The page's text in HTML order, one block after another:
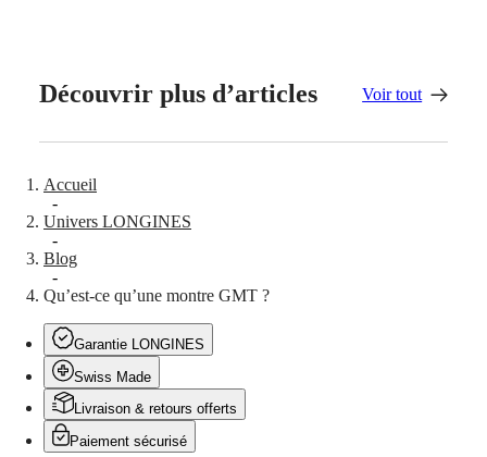
Par
Instructions
d’entretien
Envoyez-
nous
votre
montre
Tarifs
de
service
Garantie
Trouver
un
centre
de
Découvrir plus d’articles Voir tout
Accueil
-
Univers LONGINES
-
Blog
-
Qu’est-ce qu’une montre GMT ?
Garantie LONGINES
Swiss Made
Livraison & retours offerts
Paiement sécurisé